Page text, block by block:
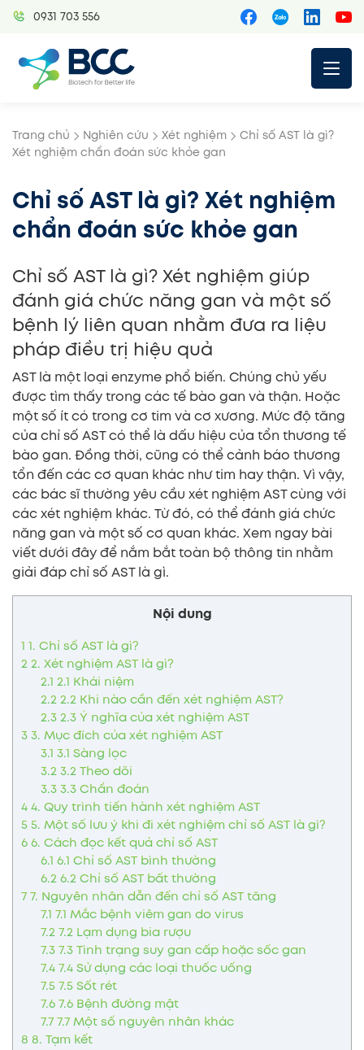
Skip
0931 703 556
Trang chủ Nghiên cứu Xét nghiệm
Chỉ số AST là gì?
Xét nghiệm chẩn đoán sức khỏe gan
Chỉ số AST là gì? Xét nghiệm
chẩn đoán sức khỏe gan
Chỉ số AST là gì? Xét nghiệm giúp
đánh giá chức năng gan và một số
bệnh lý liên quan nhằm đưa ra liệu
pháp điều trị hiệu quả
AST là một loại enzyme phổ biến. Chúng chủ yếu
được tìm thấy trong các tế bào gan và thận. Hoặc
một số ít có trong cơ tim và cơ xương. Mức độ tăng
của chỉ số AST có thể là dấu hiệu của tổn thương tế
bào gan. Đồng thời, cũng có thể cảnh báo thương
tổn đến các cơ quan khác như tim hay thận. Vì vậy,
các bác sĩ thường yêu cầu xét nghiệm AST cùng với
các xét nghiệm khác. Từ đó, có thể đánh giá chức
năng gan và một số cơ quan khác. Xem ngay bài
viết dưới đây để nắm bắt toàn bộ thông tin nhằm
giải đáp chỉ số AST là gì.
Nội dung
1 1. Chỉ số AST là gì?
22. Xét nghiệm AST là gì?
2.1 2.1 Khái niệm
2.22.2 Khi nào cần đến xét nghiệm AST?
2.32.3 Ý nghĩa của xét nghiệm AST
33. Mục đích của xét nghiệm AST
3.1 3.1 Sàng lọc
3.23.2 Theo dõi
3.33.3 Chẩn đoán
44. Quy trình tiến hành xét nghiệm AST
55. Một số lưu ý khi đi xét nghiệm chỉ số AST là gì?
66. Cách đọc kết quả chỉ số AST
6.1 6.1 Chỉ số AST bình thường
6.26.2 Chỉ số AST bất thường
77. Nguyên nhân dẫn đến chỉ số AST tăng
7.1 7.1 Mắc bệnh viêm gan do virus
7.27.2 Lạm dụng bia rượu
7.37.3 Tình trạng suy gan cấp hoặc sốc gan
7.47.4 Sử dụng các loại thuốc uống
7.57.5 Sốt rét
7.67.6 Bệnh đường mật
7.77.7 Một số nguyên nhân khác
8 8. Tạm kết